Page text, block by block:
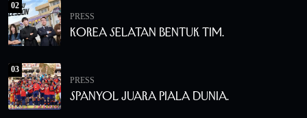
02
PRESS
Korea Selatan Bentuk Tim.
03
PRESS
Spanyol Juara Piala Dunia.